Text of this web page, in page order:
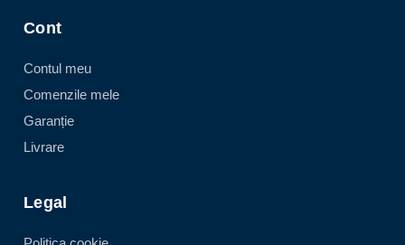
Cont
Contul meu
Comenzile mele
Garanție
Livrare
Legal